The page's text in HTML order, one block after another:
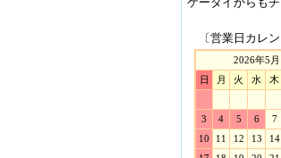
〔営業日カレン
2026年5月
日
月 火 水 木
3
4 5 6 7
10
11 12 13 14